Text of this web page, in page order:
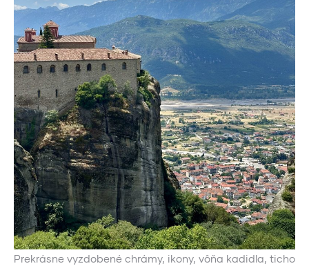
Prekrásne vyzdobené chrámy, ikony, vôňa kadidla, ticho